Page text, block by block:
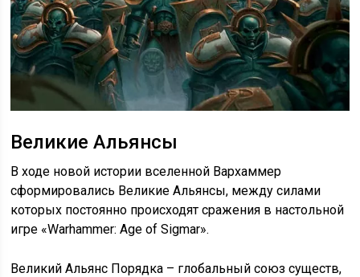
Великие Альянсы
В ходе новой истории вселенной Вархаммер
сформировались Великие Альянсы, между силами
которых постоянно происходят сражения в настольной
игре «Warhammer: Age of Sigmar».
Великий Альянс Порядка – глобальный союз существ,